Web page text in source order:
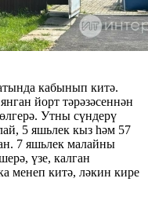
кабынып китә.
йорт тәрәзәсеннән
Утны сүндерү
5 яшьлек кыз һәм 57
7 яшьлек малайны
үзе, калган
менеп китә, ләкин кире